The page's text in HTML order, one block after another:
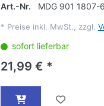
Art.-Nr.
MDG 901 1807-6
* Preise inkl. MwSt., zzgl.
sofort lieferbar
21,99 € *